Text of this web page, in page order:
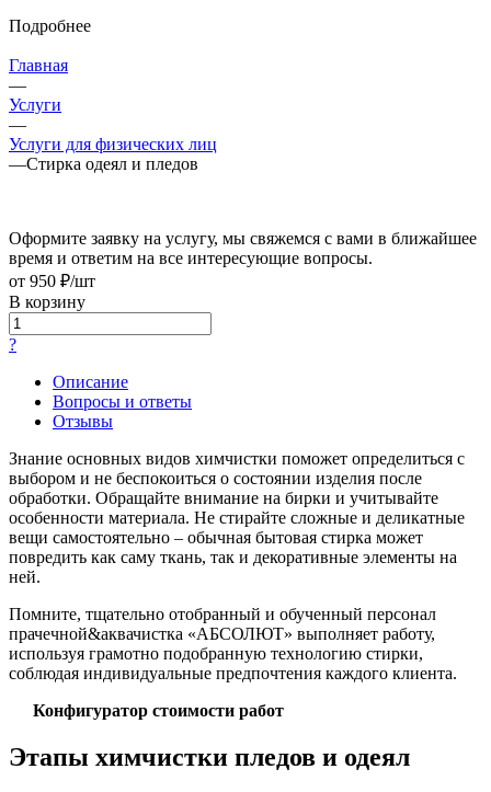
Подробнее
Главная
—
Услуги
—
Услуги для физических лиц
—Cтирка одеял и пледов
Оформите заявку на услугу, мы свяжемся с вами в ближайшее
время и ответим на все интересующие вопросы.
от 950 ₽/шт
В корзину
?
Описание
Вопросы и ответы
Отзывы
Знание основных видов химчистки поможет определиться с
выбором и не беспокоиться о состоянии изделия после
обработки. Обращайте внимание на бирки и учитывайте
особенности материала. Не стирайте сложные и деликатные
вещи самостоятельно – обычная бытовая стирка может
повредить как саму ткань, так и декоративные элементы на
ней.
Помните, тщательно отобранный и обученный персонал
прачечной&аквачистка «АБСОЛЮТ» выполняет работу,
используя грамотно подобранную технологию стирки,
соблюдая индивидуальные предпочтения каждого клиента.
Конфигуратор стоимости работ
Этапы химчистки пледов и одеял